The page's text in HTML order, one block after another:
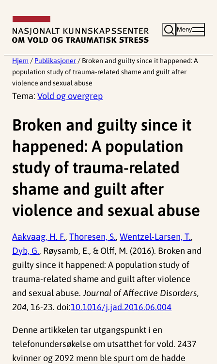
innhold
Meny
Hjem / Publikasjoner / Broken and guilty since it happened: A
population study of trauma-related shame and guilt after
violence and sexual abuse
Tema:Vold og overgrep
Broken and guilty since it
happened: A population
study of trauma-related
shame and guilt after
violence and sexual abuse
Aakvaag, H. F.,Thoresen, S.,Wentzel-Larsen, T.,
Dyb, G., Røysamb, E., & Olff, M. (2016). Broken and
guilty since it happened: A population study of
trauma-related shame and guilt after violence
and sexual abuse.Journal of Affective Disorders,
204, 16-23. doi:10.1016/j.jad.2016.06.004
Denne artikkelen tar utgangspunkt i en
telefonundersøkelse om utsatthet for vold. 2437
kvinner og 2092 menn ble spurt om de hadde